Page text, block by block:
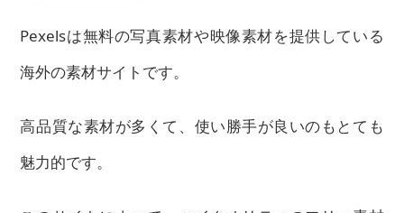
Pexelsは無料の写真素材や映像素材を提供している
海外の素材サイトです。
高品質な素材が多くて、使い勝手が良いのもとても
魅力的です。